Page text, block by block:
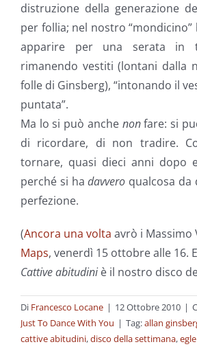
distruzione della generazione
per follia; nel nostro “mondicino”
apparire per una serata in
rimanendo vestiti (lontani dalla
folle di Ginsberg), “intonando il
puntata”.
Ma lo si può anche nonfare: si
di ricordare, di non tradire.
tornare, quasi dieci anni dopo
perché si hadavvero qualcosa da
perfezione.
(Ancora una volta avrò i Massimo
Maps, venerdì 15 ottobre alle 16.
Cattive abitudini è il nostro disco
Di Francesco Locane | 12 Ottobre 2010 |
Just To Dance With You | Tag:allan
cattive abitudini,disco della settimana,